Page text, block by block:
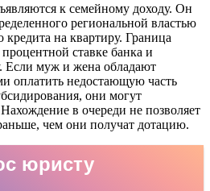
к семейному доходу. Он
региональной властью
кредита на квартиру. Граница
ставке банка и
муж и жена обладают
оплатить недостающую часть
они могут
в очереди не позволяет
чем они получат дотацию.